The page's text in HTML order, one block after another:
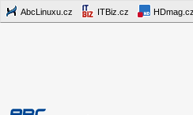
AbcLinuxu.cz ITBiz.cz HDmag.cz